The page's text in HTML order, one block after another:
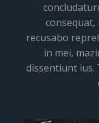
consequat,
recusabo
in mei,
dissentiunt ius.